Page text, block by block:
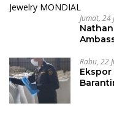
Jumat, 24
Rabu, 22
Ekspor